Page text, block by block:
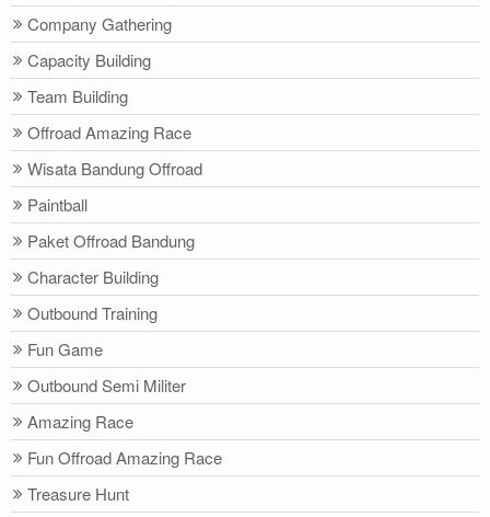
Company Gathering
Capacity Building
Team Building
Offroad Amazing Race
Wisata Bandung Offroad
Paintball
Paket Offroad Bandung
Character Building
Outbound Training
Fun Game
Outbound Semi Militer
Amazing Race
Fun Offroad Amazing Race
Treasure Hunt